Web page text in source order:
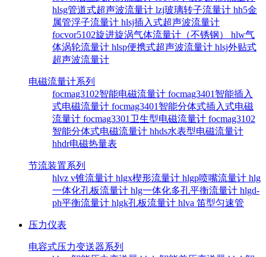
hlsg管道式超声波流量计 lzj玻璃转子流量计 hh5金
属管浮子流量计 hlsj插入式超声波流量计
focvor5102旋进旋涡气体流量计（不锈钢） hlw气
体涡轮流量计 hlsp便携式超声波流量计 hlsj外贴式
超声波流量计
电磁流量计系列
focmag3102智能电磁流量计 focmag3401智能插入
式电磁流量计 focmag3401智能分体式插入式电磁
流量计 focmag3301卫生型电磁流量计 focmag3102
智能分体式电磁流量计 hhds水表型电磁流量计
hhdr电磁热量表
节流装置系列
hlvz v锥流量计 hlgx楔形流量计 hlgp喷嘴流量计 hlg
一体化孔板流量计 hlg一体化多孔平衡流量计 hlgd-
ph平衡流量计 hlgk孔板流量计 hlva 笛型匀速管
压力仪表
电容式压力变送器系列